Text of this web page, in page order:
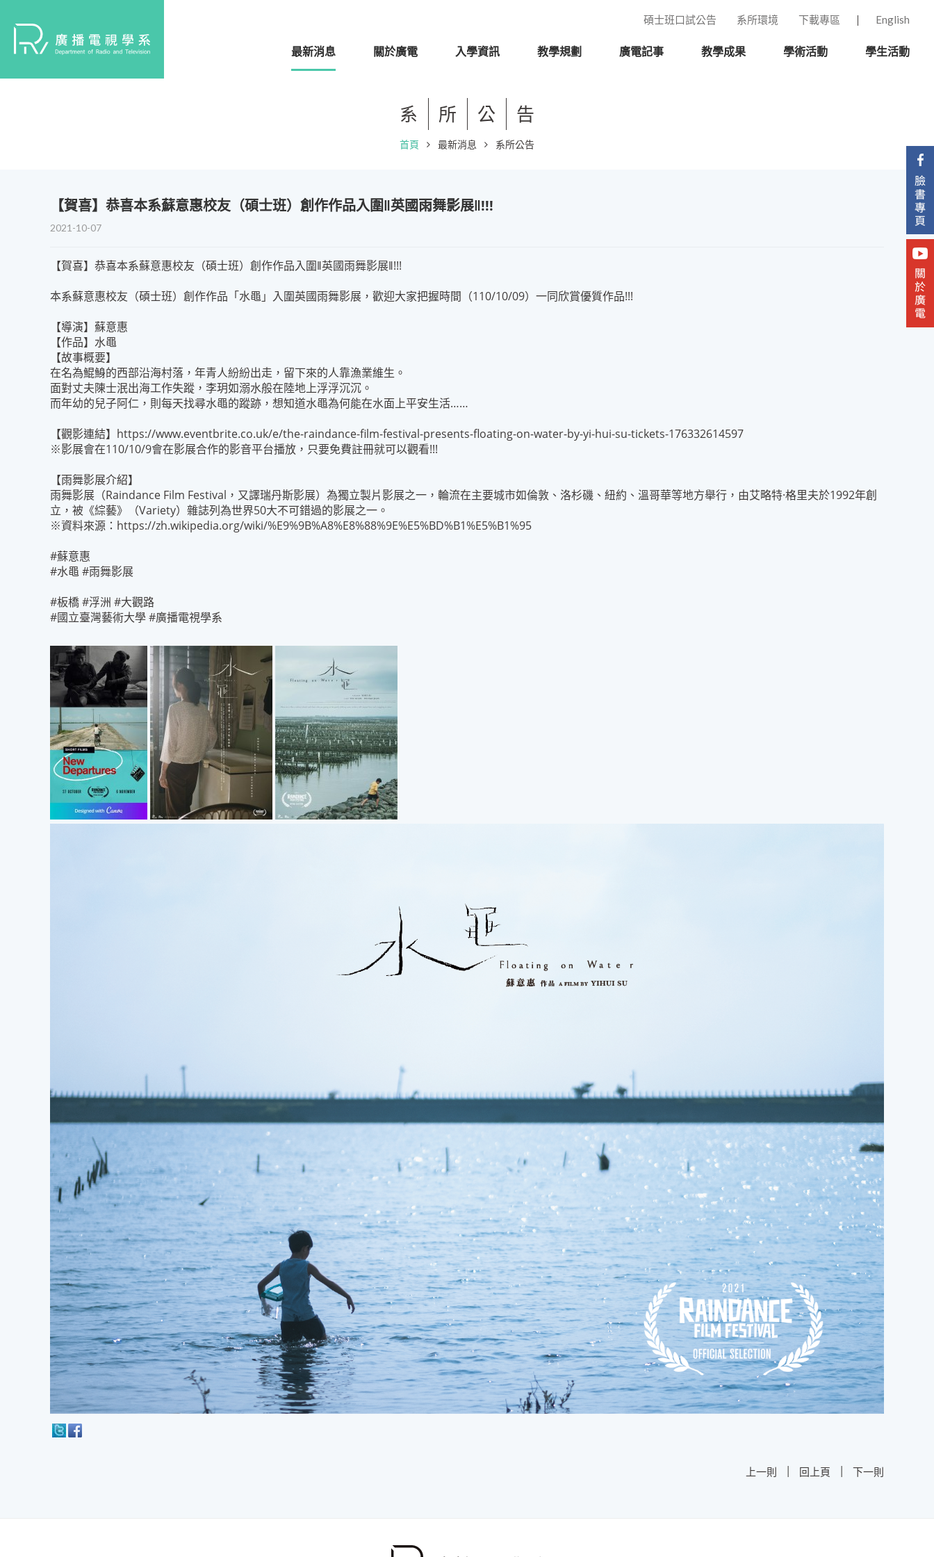
碩士班口試公告 系所環境 下載專區 English
最新消息 關於廣電 入學資訊 教學規劃 廣電記事 教學成果 學術活動 學生活動
系 所 公 告
首頁 最新消息 系所公告
​【賀喜】恭喜本系蘇意惠校友（碩士班）創作作品入圍‖英國雨舞影展‖!!!
2021-10-07
【賀喜】恭喜本系蘇意惠校友（碩士班）創作作品入圍‖英國雨舞影展‖!!!
本系蘇意惠校友（碩士班）創作作品「水黽」入圍英國雨舞影展，歡迎大家把握時間（110/10/09）一同欣賞優質作品!!!
【導演】蘇意惠
【作品】水黽
【故事概要】
在名為鯤鯓的西部沿海村落，年青人紛紛出走，留下來的人靠漁業維生。
面對丈夫陳士泯出海工作失蹤，李玥如溺水般在陸地上浮浮沉沉。
而年幼的兒子阿仁，則每天找尋水黽的蹤跡，想知道水黽為何能在水面上平安生活……
【觀影連結】 https://www.eventbrite.co.uk/e/the-raindance-film-festival-presents-floating-on-water-by-yi-hui-su-tickets-176332614597
※影展會在110/10/9會在影展合作的影音平台播放，只要免費註冊就可以觀看!!!
【雨舞影展介紹】
雨舞影展（Raindance Film Festival，又譯瑞丹斯影展）為獨立製片影展之一，輪流在主要城市如倫敦、洛杉磯、紐約、溫哥華等地方舉行，由艾略特·格里夫於1992年創
立，被《綜藝》（Variety）雜誌列為世界50大不可錯過的影展之一。
※資料來源： https://zh.wikipedia.org/wiki/%E9%9B%A8%E8%88%9E%E5%BD%B1%E5%B1%95
#蘇意惠
#水黽 #雨舞影展
#板橋 #浮洲 #大觀路
#國立臺灣藝術大學 #廣播電視學系
上一則 | 回上頁 | 下一則